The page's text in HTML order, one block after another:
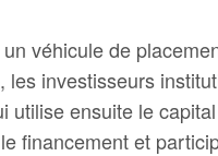
véhicule de
investisseurs
utilise ensuite le
financement et